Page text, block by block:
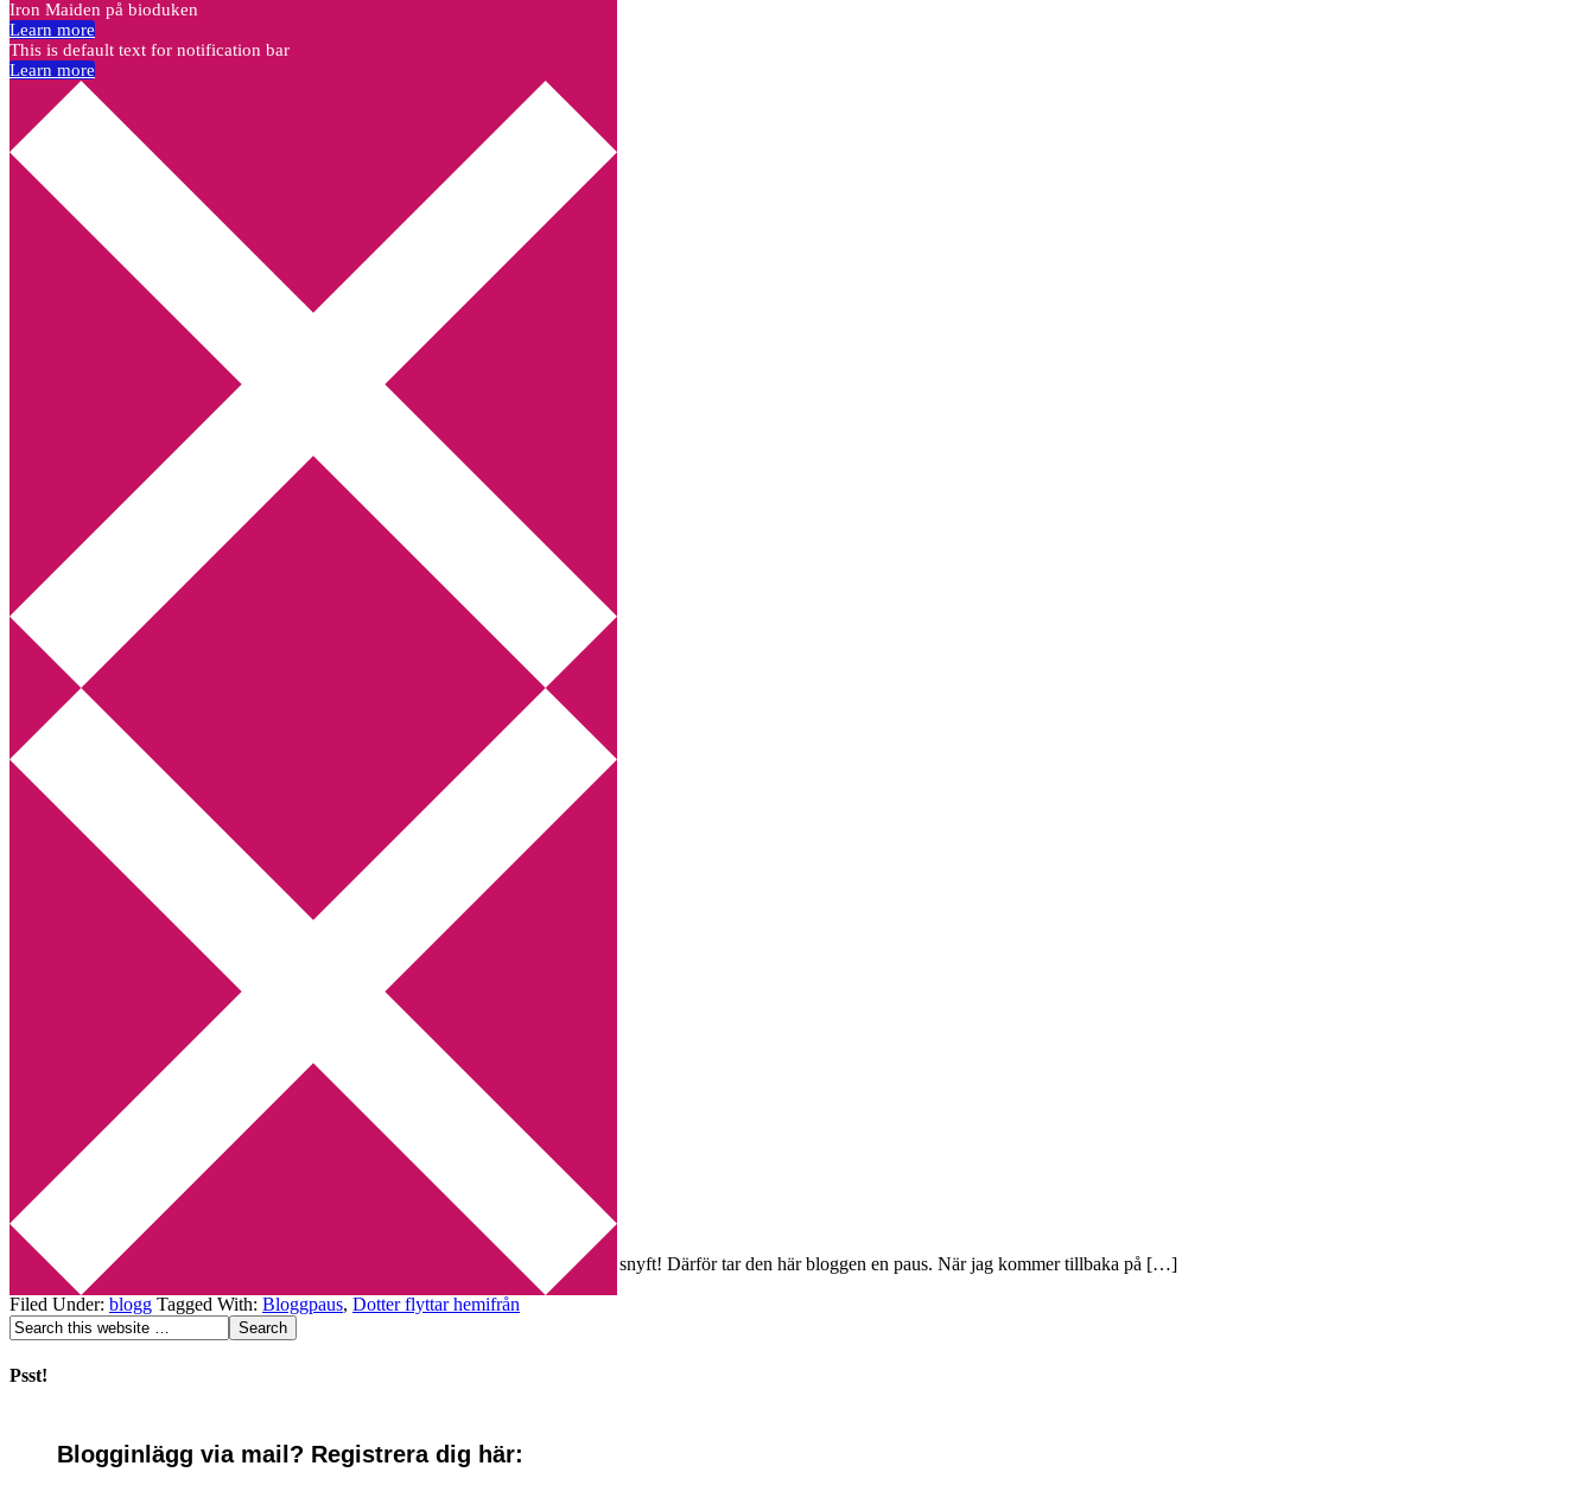
Annikas litteratur- och kulturblogg
Deckare, kriminalromaner, thrillers
Hem
Boktolva
Författarfemman
Kontakt
Webbshop Amazon
Utskriftscentralen
Min tv-blogg
You are here:Home Archives for Dotter flyttar hemifrån
Bloggpaus p.g.a. flytt
2009-08-09 Annika
I dag åker jag ner till södra Sverige för att hjälpa min dotter att flytta hemifrån …. snyft! Därför tar den här bloggen en paus. När jag kommer tillbaka på […]
Filed Under: blogg Tagged With: Bloggpaus, Dotter flyttar hemifrån
Psst!
Blogginlägg via mail? Registrera dig här:
Iron Maiden på bioduken
Learn more
This is default text for notification bar
Learn more